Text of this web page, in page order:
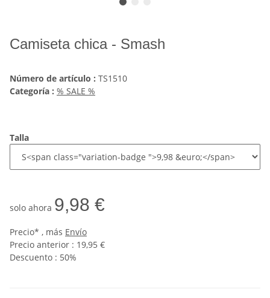
Camiseta chica - Smash
Número de artículo : TS1510
Categoría : % SALE %
Talla
solo ahora 9,98 €
Precio* , más Envío
Precio anterior : 19,95 €
Descuento : 50%